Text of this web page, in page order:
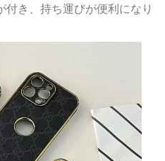
き、持ち運びが便利になり